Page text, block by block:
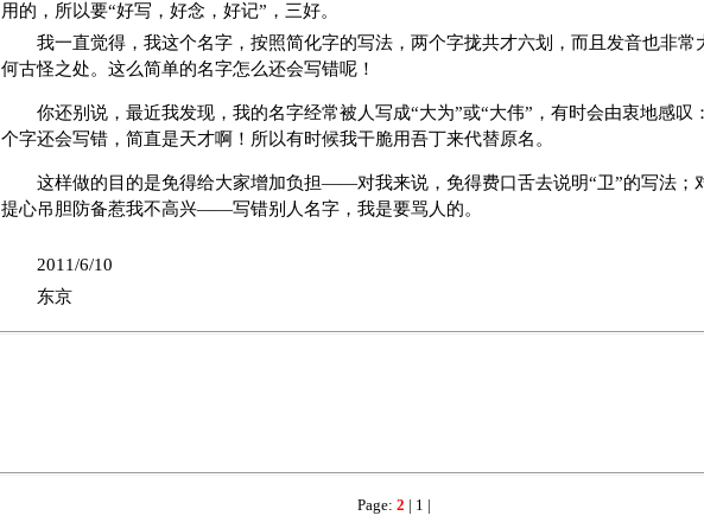
用的，所以要“好写，好念，好记”，三好。
我一直觉得，我这个名字，按照简化字的写法，两个字拢共才六划，而且发音也非常
何古怪之处。这么简单的名字怎么还会写错呢！
你还别说，最近我发现，我的名字经常被人写成“大为”或“大伟”，有时会由衷地感叹
个字还会写错，简直是天才啊！所以有时候我干脆用吾丁来代替原名。
这样做的目的是免得给大家增加负担——对我来说，免得费口舌去说明“卫”的写法；
提心吊胆防备惹我不高兴——写错别人名字，我是要骂人的。
2011/6/10
东京
Page: 2 1